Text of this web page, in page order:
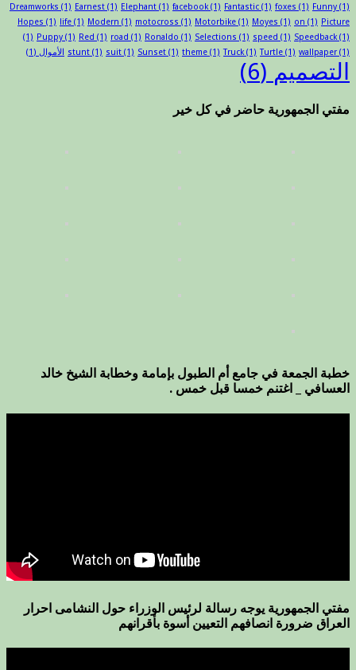
Dreamworks (1) Earnest (1) Elephant (1) facebook(1) Fantastic (1) foxes (1) Funny (1)
Hopes (1) life (1) Modern (1) motocross (1) Motorbike (1) Moyes (1) on (1) Picture
(1) Puppy (1) Red (1) road (1) Ronaldo (1) Selections (1) speed (1) Speedback(1)
stunt (1) suit (1) Sunset (1) theme (1) Truck(1) Turtle (1) wallpaper (1) الأموال (1)
التصميم (6)
مفتي الجمهورية حاضر في كل خير
خطبة الجمعة في جامع أم الطبول بإمامة وخطابة الشيخ خالد
العسافي _ اغتنم خمسا قبل خمس .
مفتي الجمهورية يوجه رسالة لرئيس الوزراء حول النشامى احرار
العراق ضرورة انصافهم التعيين أسوة بأقرانهم